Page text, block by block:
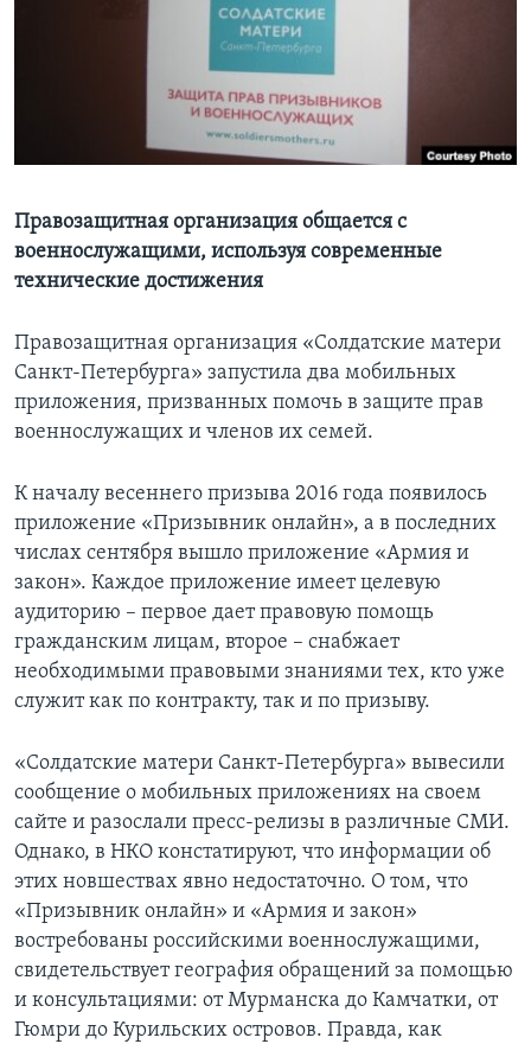
Языки
Правозащитная организация общается с
военнослужащими, используя современные
технические достижения
Правозащитная организация «Солдатские матери
Санкт-Петербурга» запустила два мобильных
приложения, призванных помочь в защите прав
военнослужащих и членов их семей.
К началу весеннего призыва 2016 года появилось
приложение «Призывник онлайн», а в последних
числах сентября вышло приложение «Армия и
закон». Каждое приложение имеет целевую
аудиторию – первое дает правовую помощь
гражданским лицам, второе – снабжает
необходимыми правовыми знаниями тех, кто уже
служит как по контракту, так и по призыву.
«Солдатские матери Санкт-Петербурга» вывесили
сообщение о мобильных приложениях на своем
сайте и разослали пресс-релизы в различные СМИ.
Однако, в НКО констатируют, что информации об
этих новшествах явно недостаточно. О том, что
«Призывник онлайн» и «Армия и закон»
востребованы российскими военнослужащими,
свидетельствует география обращений за помощью
и консультациями: от Мурманска до Камчатки, от
Гюмри до Курильских островов. Правда, как